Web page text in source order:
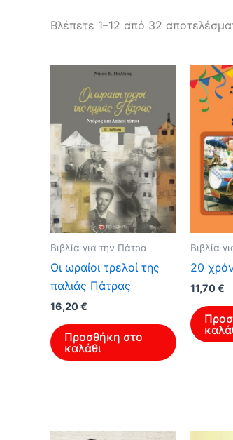
Βλέπετε 1–12 από 32
Βιβλία για την Πάτρα
Οι ωραίοι τρελοί της
παλιάς Πάτρας
16,20€
Προσθήκη στο
καλάθι
Βιβλία
20
11,70€